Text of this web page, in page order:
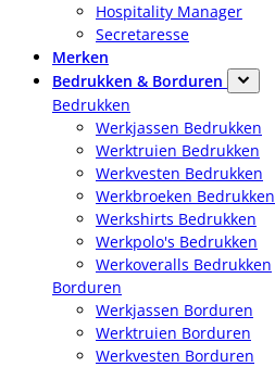
Hospitality Manager
Secretaresse
Merken
Bedrukken & Borduren
Bedrukken
Werkjassen Bedrukken
Werktruien Bedrukken
Werkvesten Bedrukken
Werkbroeken Bedrukken
Werkshirts Bedrukken
Werkpolo's Bedrukken
Werkoveralls Bedrukken
Borduren
Werkjassen Borduren
Werktruien Borduren
Werkvesten Borduren